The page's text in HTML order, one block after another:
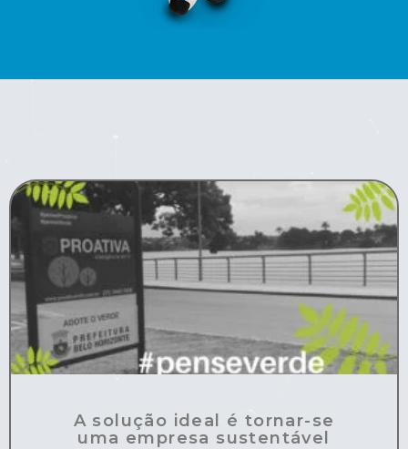
A solução ideal é tornar-se
uma empresa sustentável